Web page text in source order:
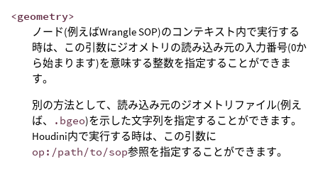
<geometry>
ノード(例えばWrangle SOP)のコンテキスト内で実行する
時は、この引数にジオメトリの読み込み元の入力番号(0か
ら始まります)を意味する整数を指定することができま
す。
別の方法として、読み込み元のジオメトリファイル(例え
ば、
.bgeo)を示した文字列を指定することができます。
Houdini内で実行する時は、この引数に
op:/path/to/sop参照を指定することができます。